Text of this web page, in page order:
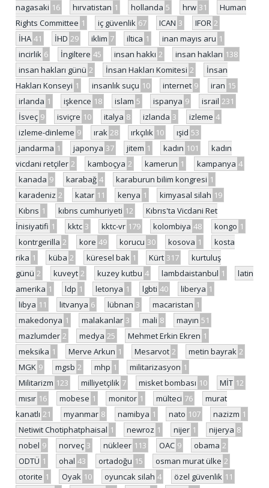
nagasaki 16 hırvatistan 1 hollanda 5 hrw 31
Human
Rights Committee 1 iç güvenlik 67 ICAN 3 IFOR 2
İHA 41 İHD 29 iklim 7 iltica 1 inan mayıs aru 1
incirlik 6 İngiltere 45 insan hakkı 2 insan hakları 138
insan hakları günü 2 İnsan Hakları Komitesi 2
İnsan
Hakları Konseyi 1 insanlık suçu 10 internet 9 iran 15
irlanda 1 işkence 18 islam 5 ispanya 9 israil 231
İsveç 9 isviçre 10 italya 8 izlanda 3 izleme 4
izleme-dinleme 9 ırak 28 ırkçılık 10 ışid 53
jandarma 1 japonya 37 jitem 1 kadın 101
kadın
vicdani retçiler 2 kamboçya 2 kamerun 1 kampanya 4
kanada 9 karabağ 4 karaburun bilim kongresi 1
karadeniz 2 katar 11 kenya 1 kimyasal silah 19
Kıbrıs 1 kıbrıs cumhuriyeti 12
Kıbrıs'ta Vicdani Ret
İnisiyatifi 1 kktc 3 kktc-vr 179 kolombiya 48 kongo 1
kontrgerilla 2 kore 49 korucu 30 kosova 1
kosta
rika 1 küba 2 küresel bak 1 Kürt 317
kurtuluş
günü 2 kuveyt 2 kuzey kutbu 4 lambdaistanbul 1
latin
amerika 1 ldp 1 letonya 1 lgbti 40 liberya 1
libya 11 litvanya 6 lübnan 3 macaristan 1
makedonya 1 malakanlar 3 mali 8 mayın 51
mazlumder 2 medya 25 Mehmet Erkin Ekren 1
meksika 1 Merve Arkun 1 Mesarvot 2 metin bayrak 2
MGK 9 mgsb 2 mhp 1 militarizasyon 1
Militarizm 123 milliyetçilik 7 misket bombası 10 MİT 12
mısır 16 mobese 1 monitor 1 mülteci 76
murat
kanatlı 21 myanmar 8 namibya 1 nato 107 nazizm 1
Netiwit Chotiphatphaisal 1 newroz 1 nijer 1 nijerya 8
nobel 9 norveç 3 nükleer 113 OAC 9 obama 2
ODTÜ 1 ohal 43 ortadoğu 15 osman murat ülke 2
otorite 1 Oyak 10 oyuncak silah 4 özel güvenlik 11